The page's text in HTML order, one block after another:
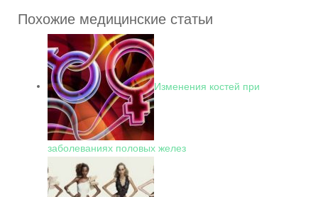
Похожие медицинские статьи
Изменения костей при
заболеваниях половых желез